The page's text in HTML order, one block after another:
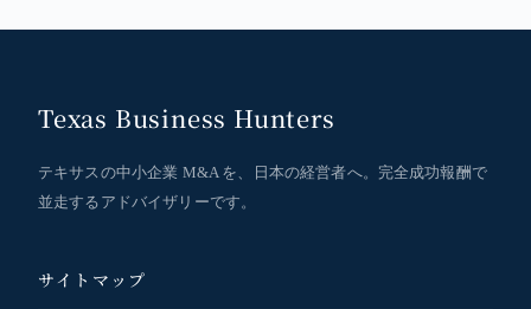
Texas Business Hunters
テキサスの中小企業 M&A を、日本の経営者へ。完全成功報酬で
並走するアドバイザリーです。
サイトマップ